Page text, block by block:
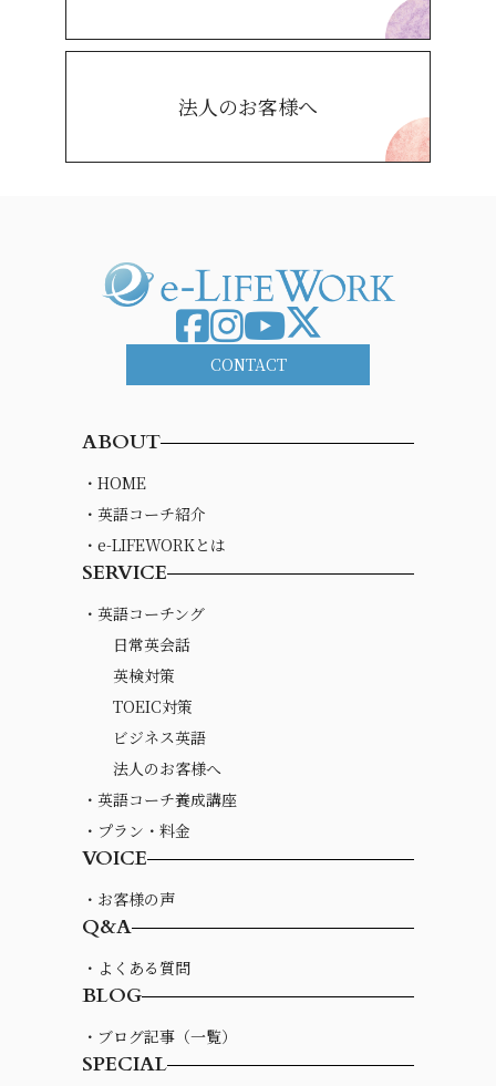
法人のお客様へ
CONTACT
ABOUT
・HOME
・英語コーチ紹介
・e-LIFEWORKとは
SERVICE
・英語コーチング
日常英会話
英検対策
TOEIC対策
ビジネス英語
法人のお客様へ
・英語コーチ養成講座
・プラン・料金
VOICE
・お客様の声
Q&A
・よくある質問
BLOG
・ブログ記事（一覧）
SPECIAL